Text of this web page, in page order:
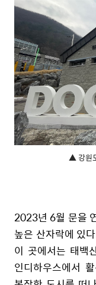
▲ 강원
2023년 6월 문을
높은 산자락에 있
이 곳에서는 태백
인디하우스에서